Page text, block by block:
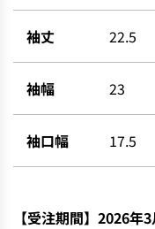
袖丈 22.5
袖幅 23
袖口幅 17.5
【受注期間】2026年